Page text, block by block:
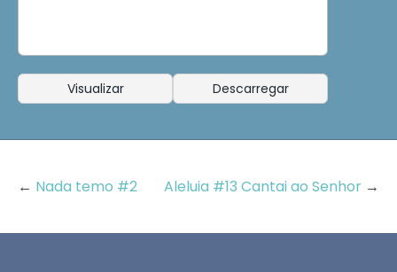
Visualizar Descarregar
← Nada temo #2 Aleluia #13 Cantai ao Senhor →